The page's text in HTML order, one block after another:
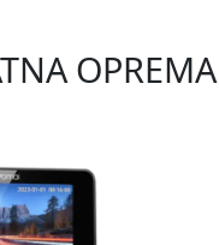
OPREMA